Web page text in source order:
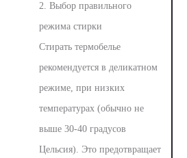
2. Выбор правильного
режима стирки
Стирать термобелье
рекомендуется в деликатном
режиме, при низких
температурах (обычно не
выше 30-40 градусов
Цельсия). Это предотвращает